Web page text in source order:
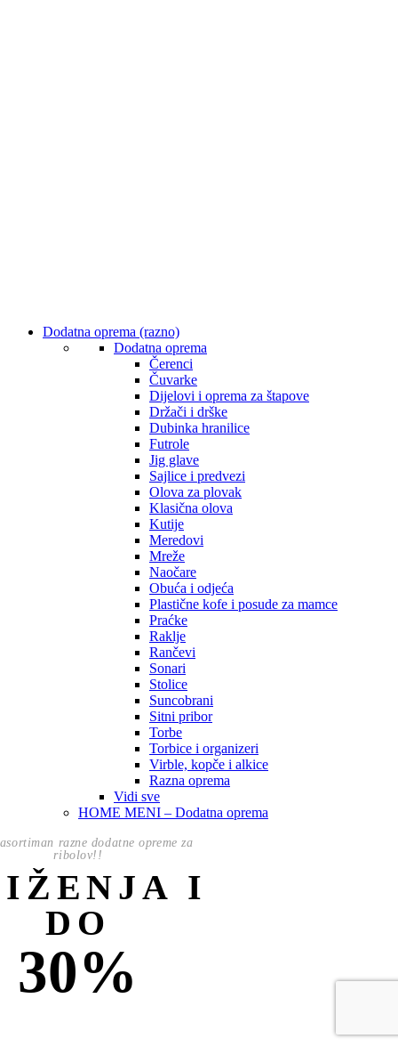
Dodatna oprema (razno)
Dodatna oprema
Čerenci
Čuvarke
Dijelovi i oprema za štapove
Držači i drške
Dubinka hranilice
Futrole
Jig glave
Sajlice i predvezi
Olova za plovak
Klasična olova
Kutije
Meredovi
Mreže
Naočare
Obuća i odjeća
Plastične kofe i posude za mamce
Praćke
Raklje
Rančevi
Sonari
Stolice
Suncobrani
Sitni pribor
Torbe
Torbice i organizeri
Virble, kopče i alkice
Razna oprema
Vidi sve
HOME MENI – Dodatna oprema
razne dodatne opreme za
ribolov!!
I
DO
30%